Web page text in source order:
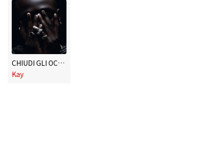
CHIUDI GLI OCCHI
Kay